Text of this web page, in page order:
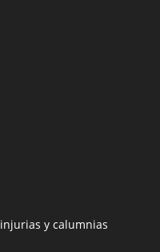
y calumnias